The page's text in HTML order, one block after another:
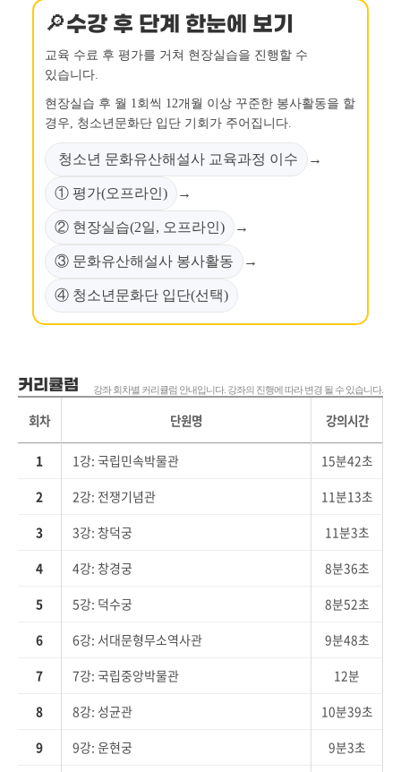
🔎수강 후 단계 한눈에 보기
교육 수료 후 평가를 거쳐 현장실습을 진행할 수
있습니다.
현장실습 후 월 1회씩 12개월 이상 꾸준한 봉사활동을 할
경우, 청소년문화단 입단 기회가 주어집니다.
청소년 문화유산해설사 교육과정 이수 →
① 평가(오프라인) →
② 현장실습(2일, 오프라인) →
③ 문화유산해설사 봉사활동 →
④ 청소년문화단 입단(선택)
커리큘럼 강좌 회차별 커리큘럼 안내입니다. 강좌의 진행에 따라 변경 될 수 있습니다.
회차 단원명 강의시간
1 1강: 국립민속박물관
15분42초
2
2강: 전쟁기념관
11분13초
3
3강: 창덕궁
11분3초
4
4강: 창경궁
8분36초
5
5강: 덕수궁
8분52초
6
6강: 서대문형무소역사관
9분48초
7
7강: 국립중앙박물관
12분
8
8강: 성균관
10분39초
9
9강: 운현궁
9분3초